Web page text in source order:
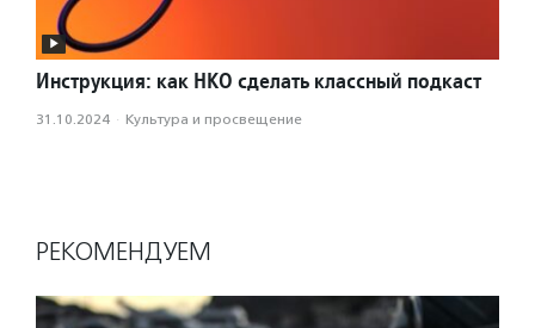
Инструкция: как НКО сделать классный подкаст
31.10.2024 · Культура и просвещение
РЕКОМЕНДУЕМ